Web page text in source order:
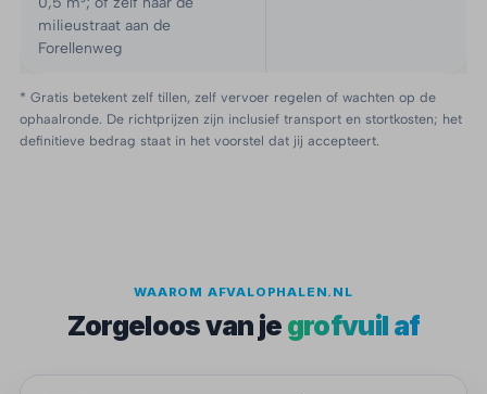
milieustraat aan de
Forellenweg
* Gratis betekent zelf tillen, zelf vervoer regelen of wachten op de
ophaalronde. De richtprijzen zijn inclusief transport en stortkosten; het
definitieve bedrag staat in het voorstel dat jij accepteert.
WAAROM AFVALOPHALEN.NL
Zorgeloos van je grofvuil af